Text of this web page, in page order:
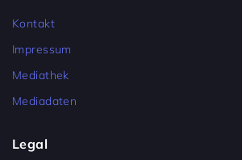
Kontakt
Impressum
Mediathek
Mediadaten
Legal